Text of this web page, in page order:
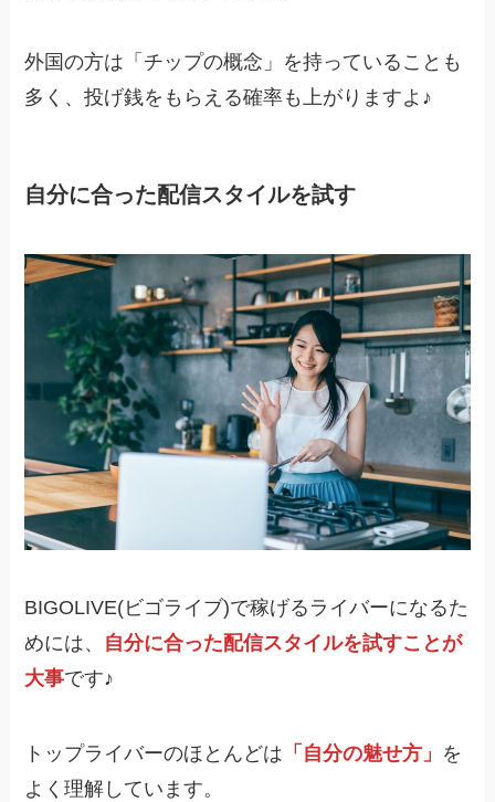
外国の方は「チップの概念」を持っていることも
多く、投げ銭をもらえる確率も上がりますよ♪
自分に合った配信スタイルを試す
BIGOLIVE(ビゴライブ)で稼げるライバーになるた
めには、 自分に合った配信スタイルを試すことが
大事です♪
トップライバーのほとんどは 「自分の魅せ方」 を
よく理解しています。